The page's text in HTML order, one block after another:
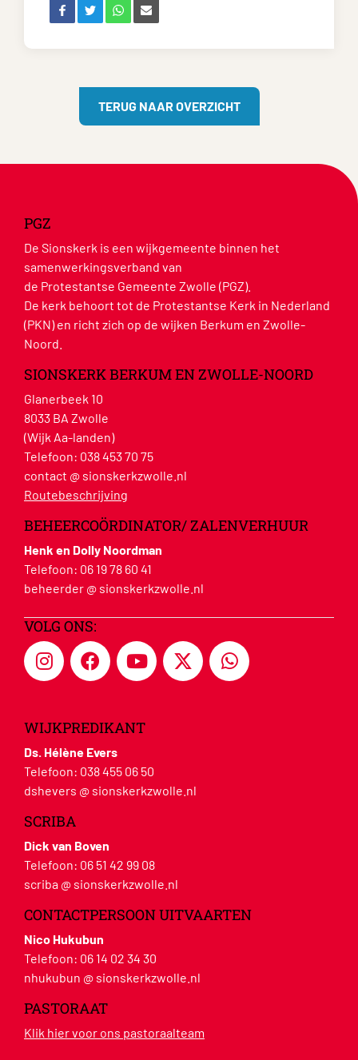
TERUG NAAR OVERZICHT
PGZ
De Sionskerk is een wijkgemeente binnen het
samenwerkingsverband van
de Protestantse Gemeente Zwolle (PGZ).
De kerk behoort tot de Protestantse Kerk in Nederland
(PKN) en richt zich op de wijken Berkum en Zwolle-
Noord.
SIONSKERK BERKUM EN ZWOLLE-NOORD
Glanerbeek 10
8033 BA Zwolle
(Wijk Aa-landen)
Telefoon: 038 453 70 75
contact @ sionskerkzwolle.nl
Routebeschrijving
BEHEERCOÖRDINATOR/ ZALENVERHUUR
Henk en Dolly Noordman
Telefoon: 06 19 78 60 41
beheerder @ sionskerkzwolle.nl
VOLG ONS:
WIJKPREDIKANT
Ds. Hélène Evers
Telefoon: 038 455 06 50
dshevers @ sionskerkzwolle.nl
SCRIBA
Dick van Boven
Telefoon: 06 51 42 99 08
scriba @ sionskerkzwolle.nl
CONTACTPERSOON UITVAARTEN
Nico Hukubun
Telefoon: 06 14 02 34 30
nhukubun @ sionskerkzwolle.nl
PASTORAAT
Klik hier voor ons pastoraalteam